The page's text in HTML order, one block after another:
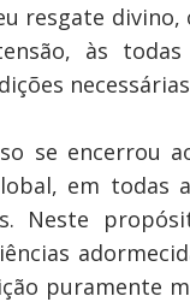
resgate
às
se encerrou
em todas
Neste
puramente